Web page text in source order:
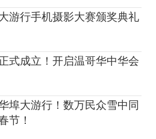
游行手机摄影大赛颁奖典礼
式成立！开启温哥华中华会
埠大游行！数万民众雪中同
节！